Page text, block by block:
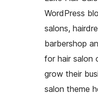
WordPress
salons,
barbershop
for hair salon
grow their
salon theme